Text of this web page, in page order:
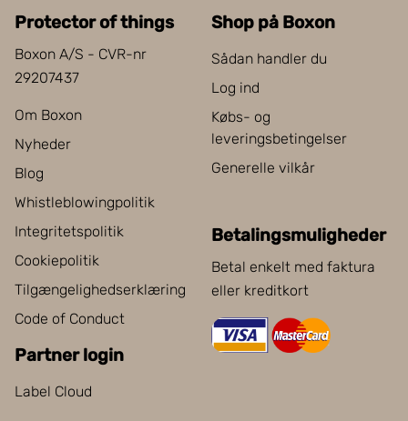
Protector of things
Boxon A/S - CVR-nr
29207437
Om Boxon
Nyheder
Blog
Whistleblowingpolitik
Integritetspolitik
Cookiepolitik
Tilgængelighedserklæring
Code of Conduct
Partner login
Label Cloud
Shop på Boxon
Sådan handler du
Log ind
Købs- og
leveringsbetingelser
Generelle vilkår
Betalingsmuligheder
Betal enkelt med faktura
eller kreditkort